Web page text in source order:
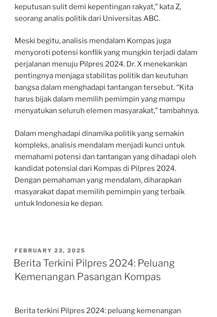
keputusan sulit demi kepentingan rakyat,” kata Z,
seorang analis politik dari Universitas ABC.
Meski begitu, analisis mendalam Kompas juga
menyoroti potensi konflik yang mungkin terjadi dalam
perjalanan menuju Pilpres 2024. Dr. X menekankan
pentingnya menjaga stabilitas politik dan keutuhan
bangsa dalam menghadapi tantangan tersebut. “Kita
harus bijak dalam memilih pemimpin yang mampu
menyatukan seluruh elemen masyarakat,” tambahnya.
Dalam menghadapi dinamika politik yang semakin
kompleks, analisis mendalam menjadi kunci untuk
memahami potensi dan tantangan yang dihadapi oleh
kandidat potensial dari Kompas di Pilpres 2024.
Dengan pemahaman yang mendalam, diharapkan
masyarakat dapat memilih pemimpin yang terbaik
untuk Indonesia ke depan.
POSTED
ON
FEBRUARY 23, 2025
Berita Terkini Pilpres 2024: Peluang
Kemenangan Pasangan Kompas
Berita terkini Pilpres 2024: peluang kemenangan